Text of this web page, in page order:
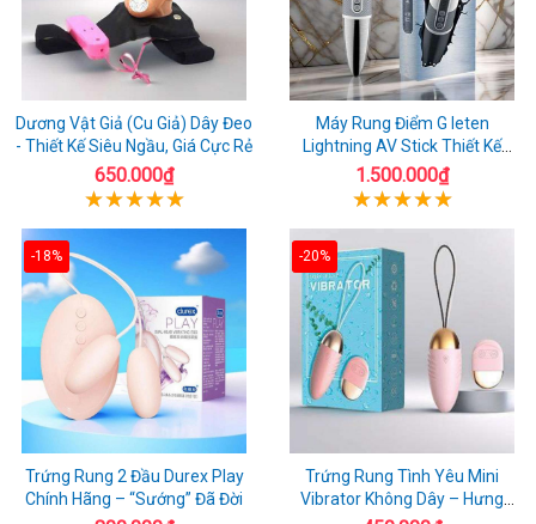
Dương Vật Giả (Cu Giả) Dây Đeo
- Thiết Kế Siêu Ngầu, Giá Cực Rẻ
650.000₫
Máy Rung Điểm G leten
Lightning AV Stick Thiết Kế
Thông Minh
1.500.000₫
-18%
Trứng Rung 2 Đầu Durex Play
Chính Hãng – “Sướng” Đã Đời
-20%
Trứng Rung Tình Yêu Mini
Vibrator Không Dây – Hưng